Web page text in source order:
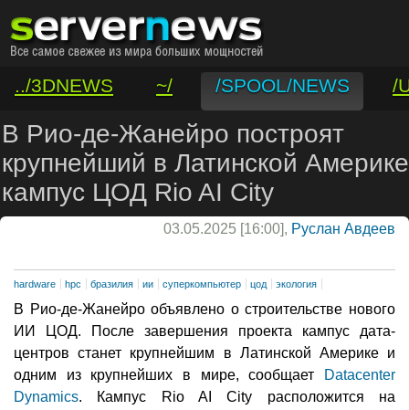
../3DNEWS ~/ /SPOOL/NEWS
/
/VAR/CONTACT
В Рио-де-Жанейро построят
крупнейший в Латинской Америке
кампус ЦОД Rio AI City
03.05.2025 [16:00], Руслан Авдеев
hardware hpc бразилия ии суперкомпьютер цод экология
В Рио-де-Жанейро объявлено о строительстве нового
ИИ ЦОД. После завершения проекта кампус дата-
центров станет крупнейшим в Латинской Америке и
одним из крупнейших в мире, сообщает
Datacenter
Dynamics. Кампус Rio AI City расположится на